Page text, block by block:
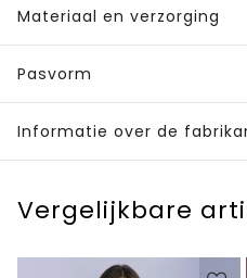
Materiaal en verzorging
Pasvorm
Informatie over de
Vergelijkbare